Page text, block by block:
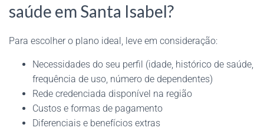
saúde em Santa Isabel?
Para escolher o plano ideal, leve em consideração:
Necessidades do seu perfil (idade, histórico de saúde,
frequência de uso, número de dependentes)
Rede credenciada disponível na região
Custos e formas de pagamento
Diferenciais e benefícios extras